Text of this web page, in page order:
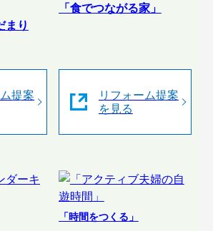
まり
提案
「食でつながる家」
リフォーム提案
を見る
「時間をつくる」